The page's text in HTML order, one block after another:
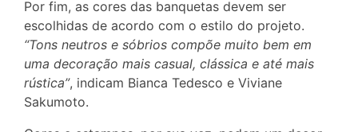
Por fim, as cores das banquetas devem ser
escolhidas de acordo com o estilo do projeto.
“Tons neutros e sóbrios compõe muito bem em
uma decoração mais casual, clássica e até mais
rústica”, indicam Bianca Tedesco e Viviane
Sakumoto.